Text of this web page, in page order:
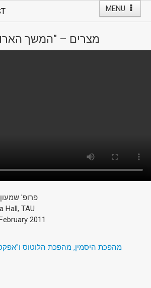
MENU
מצרים – "המשך
פרופ'
Hall, TAU
2011
מהפכת היסמין, מהפכת הלוטוס